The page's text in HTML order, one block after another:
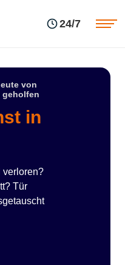
24/7
von
geholfen
in
verloren?
Tür